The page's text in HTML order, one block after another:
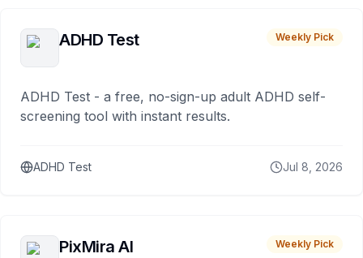
ADHD Test Weekly Pick
ADHD Test - a free, no-sign-up adult ADHD self-
screening tool with instant results.
ADHD Test Jul 8, 2026
PixMira AI Weekly Pick